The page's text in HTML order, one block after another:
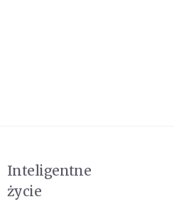
Inteligentne
życie